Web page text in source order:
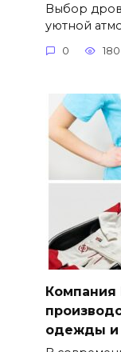
Выбор дров
уютной
0 180
Компания
одежды и